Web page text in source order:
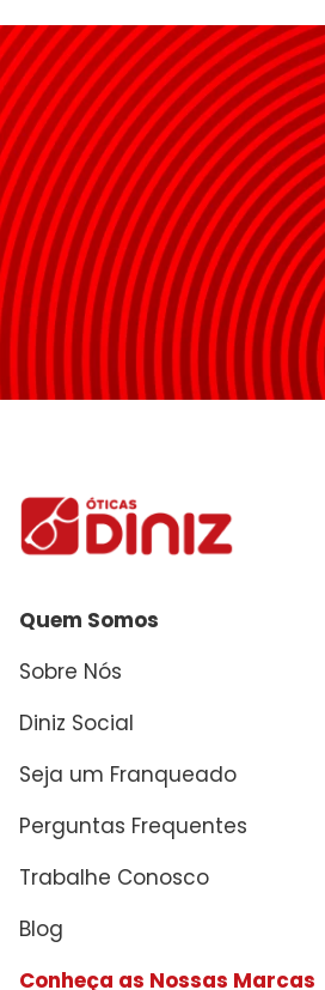
★★★★★
Seu nome
Endereço de email
Escreva uma avaliação
Quem Somos
Sobre Nós
Diniz Social
Seja um Franqueado
Perguntas Frequentes
Trabalhe Conosco
Blog
Conheça as Nossas Marcas